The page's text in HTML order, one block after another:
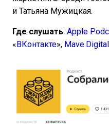
и Татьяна Мужицкая.
Где слушать: Apple
«ВКонтакте», Mave.Digital